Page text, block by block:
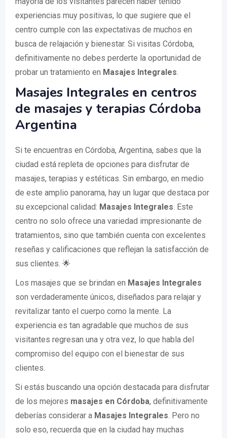
experiencias muy positivas, lo que sugiere que el
centro cumple con las expectativas de muchos en
busca de relajación y bienestar. Si visitas Córdoba,
definitivamente no debes perderte la oportunidad de
probar un tratamiento en Masajes Integrales
Masajes Integrales en centros
de masajes y terapias Córdoba
Argentina
Si te encuentras en Córdoba, Argentina, sabes que la
ciudad está repleta de opciones para disfrutar de
masajes, terapias y estéticas. Sin embargo, en medio
de este amplio panorama, hay un lugar que destaca por
su excepcional calidad: Masajes Integrales . Este
centro no solo ofrece una variedad impresionante de
tratamientos, sino que también cuenta con excelentes
reseñas y calificaciones que reflejan la satisfacción de
sus clientes. 🌟
Los masajes que se brindan en Masajes Integrales
son verdaderamente únicos, diseñados para relajar y
revitalizar tanto el cuerpo como la mente. La
experiencia es tan agradable que muchos de sus
visitantes regresan una y otra vez, lo que habla del
compromiso del equipo con el bienestar de sus
clientes.
Si estás buscando una opción destacada para disfrutar
de los mejores masajes en Córdoba, definitivamente
deberías considerar a Masajes Integrales . Pero no
solo eso, recuerda que en la ciudad hay muchas